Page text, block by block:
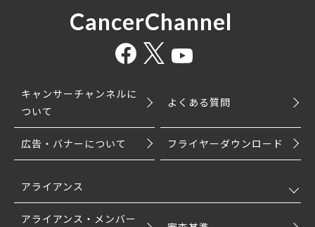
CancerChannel
キャンサーチャンネルに
ついて
よくある質問
広告・バナーについて フライヤーダウンロード
アライアンス
アライアンス・メンバー